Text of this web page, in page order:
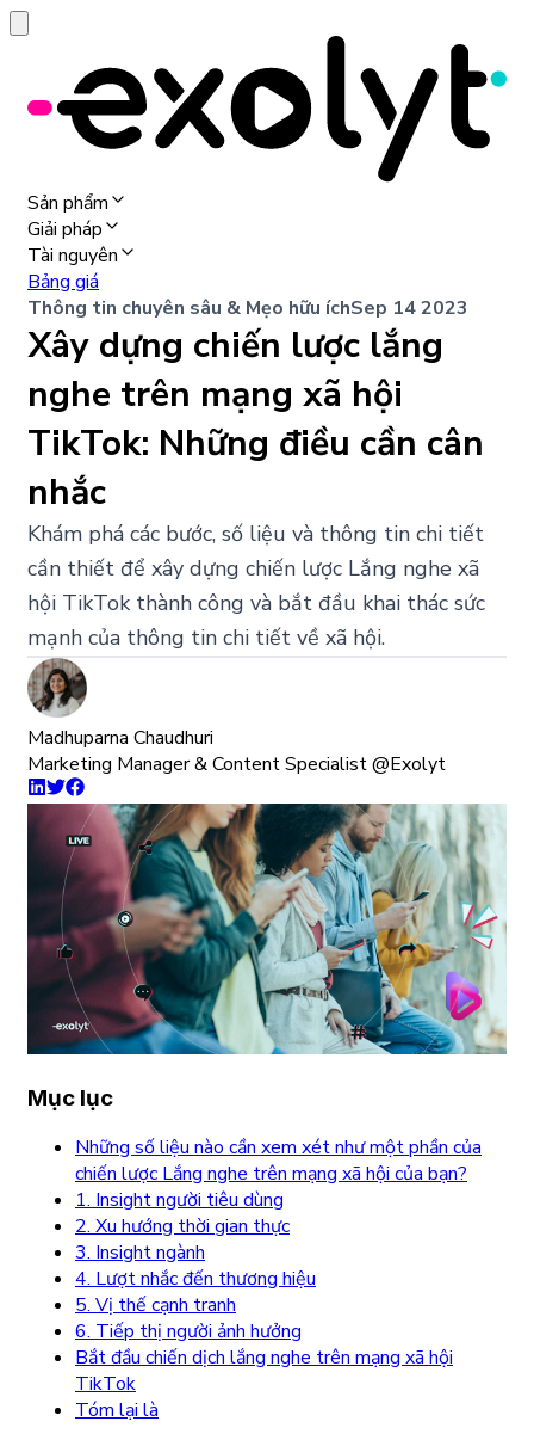
Sản phẩm
Giải pháp
Tài nguyên
Bảng giá
Thông tin chuyên sâu & Mẹo hữu íchSep 14 2023
Xây dựng chiến lược lắng
nghe trên mạng xã hội
TikTok: Những điều cần cân
nhắc
Khám phá các bước, số liệu và thông tin chi tiết
cần thiết để xây dựng chiến lược Lắng nghe xã
hội TikTok thành công và bắt đầu khai thác sức
mạnh của thông tin chi tiết về xã hội.
Madhuparna Chaudhuri
Marketing Manager & Content Specialist @Exolyt
Mục lục
Những số liệu nào cần xem xét như một phần của
chiến lược Lắng nghe trên mạng xã hội của bạn?
1. Insight người tiêu dùng
2. Xu hướng thời gian thực
3. Insight ngành
4. Lượt nhắc đến thương hiệu
5. Vị thế cạnh tranh
6. Tiếp thị người ảnh hưởng
Bắt đầu chiến dịch lắng nghe trên mạng xã hội
TikTok
Tóm lại là